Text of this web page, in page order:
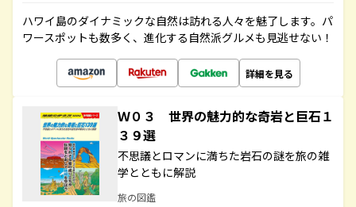
ハワイ島のダイナミックな自然は訪れる人々を魅了します。パ
ワースポットも数多く、進化する自然派グルメも見逃せない！
詳細を見る
Ｗ０３ 世界の魅力的な奇岩と巨石１
３９選
不思議とロマンに満ちた岩石の謎を旅の雑
学とともに解説
旅の図鑑